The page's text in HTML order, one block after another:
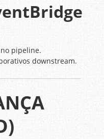
pipeline.
downstream.